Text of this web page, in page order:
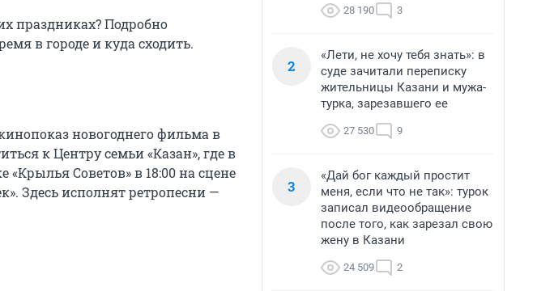
праздниках? Подробно
в городе и куда сходить.
новогоднего фильма в
к Центру семьи «Казан», где в
«Крылья Советов» в 18:00 на сцене
Здесь исполнят ретропесни —
28 190 3
2
«Лети, не хочу тебя знать»: в
суде зачитали переписку
жительницы Казани и мужа-
турка, зарезавшего ее
27 530 9
3
«Дай бог каждый простит
меня, если что не так»: турок
записал видеообращение
после того, как зарезал свою
жену в Казани
24 509 2